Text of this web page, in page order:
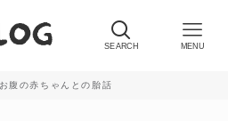
SEARCH MENU
お腹の赤ちゃんとの胎話